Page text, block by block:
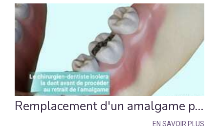
Remplacement d'un amalgame par un inlay
EN SAVOIR PLUS